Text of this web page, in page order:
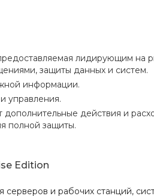
лидирующим
защиты данных и систем.
информации.
управления.
дополнительные действия и
полной защиты.
Edition
серверов и рабочих станций,